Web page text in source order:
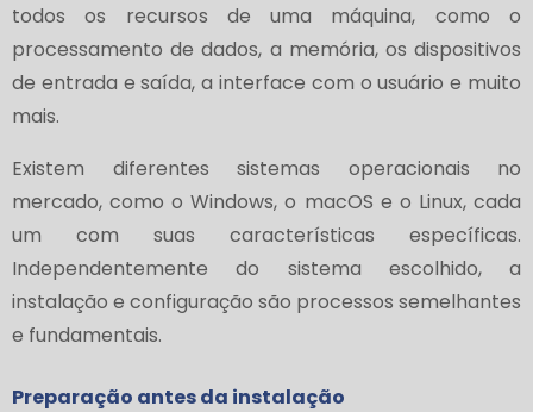
todos os recursos de uma máquina, como o
processamento de dados, a memória, os dispositivos
de entrada e saída, a interface com o usuário e muito
mais.
Existem diferentes sistemas operacionais no
mercado, como o Windows, o macOS e o Linux, cada
um com suas características específicas.
Independentemente do sistema escolhido, a
instalação e configuração são processos semelhantes
e fundamentais.
Preparação antes da instalação